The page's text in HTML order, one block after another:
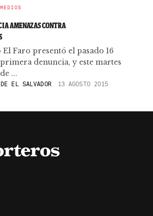
AMENAZAS CONTRA
Faro presentó el pasado 16
denuncia, y este martes
...
EL SALVADOR 13 AGOSTO 2015